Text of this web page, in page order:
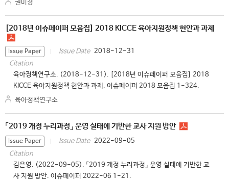
권미경
[2018년 이슈페이퍼 모음집] 2018 KICCE 육아지원정책 현안과 과제
Issue Paper Issue Date 2018-12-31
Citation
육아정책연구소. (2018-12-31). [2018년 이슈페이퍼 모음집] 2018
KICCE 육아지원정책 현안과 과제. 이슈페이퍼 2018 모음집 1-324.
육아정책연구소
「2019 개정 누리과정」 운영 실태에 기반한 교사 지원 방안
Issue Paper Issue Date 2022-09-05
Citation
김은영. (2022-09-05). 「2019 개정 누리과정」 운영 실태에 기반한 교
사 지원 방안. 이슈페이퍼 2022-06 1-21.